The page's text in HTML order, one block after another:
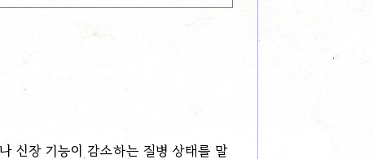
신장 기능이 감소하는 질병 상태를 말